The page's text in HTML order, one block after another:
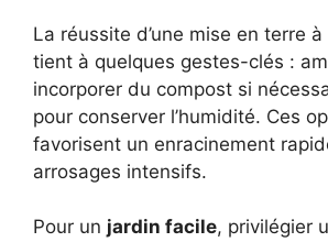
La réussite d’une mise en terre
tient à quelques gestes-clés :
incorporer du compost si
pour conserver l’humidité. Ces
favorisent un enracinement
arrosages intensifs.
Pour un jardin facile, privilégier